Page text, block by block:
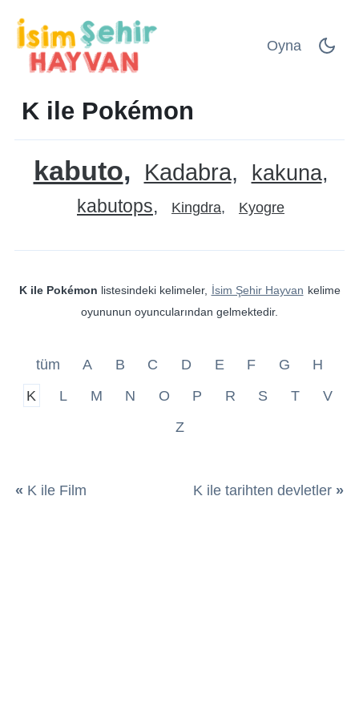
Oyna
K ile Pokémon
kabuto Kadabra kakuna
kabutops Kingdra Kyogre
K ile Pokémon listesindeki kelimeler, İsim Şehir Hayvan kelime
oyununun oyuncularından gelmektedir.
tüm A B C D E F G
H
K
L M N O P R S T
V
Z
« K ile Film K ile tarihten devletler »